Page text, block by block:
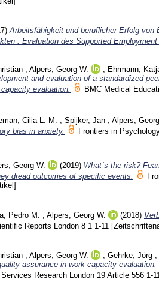
Arbeitsfähigkeit und beruflicher Erfolg von
: Evaluation des Supported Employment
; Alpers, Georg W. ; Ehrmann,
and evaluation of a standardized
evaluation.
BMC Medical
Cilia L. M. ; Spijker, Jan ; Alpers,
bias in anxiety.
Frontiers in
Georg W. (2019) What´s the risk?
dread outcomes of specific events.
Pedro M. ; Alpers, Georg W. (2018)
Reports London 8 1 1-11
; Alpers, Georg W. ; Gehrke, Jörg ;
assurance in work capacity
Research London 19 Article 556 1-11